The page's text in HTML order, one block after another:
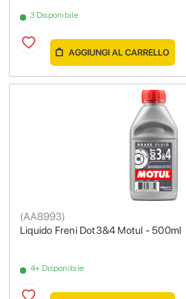
3 Disponibile
AGGIUNGI AL CARRELLO
Liquido Freni Dot3&4 Motul - 500ml
(AA8993)
4+ Disponibile